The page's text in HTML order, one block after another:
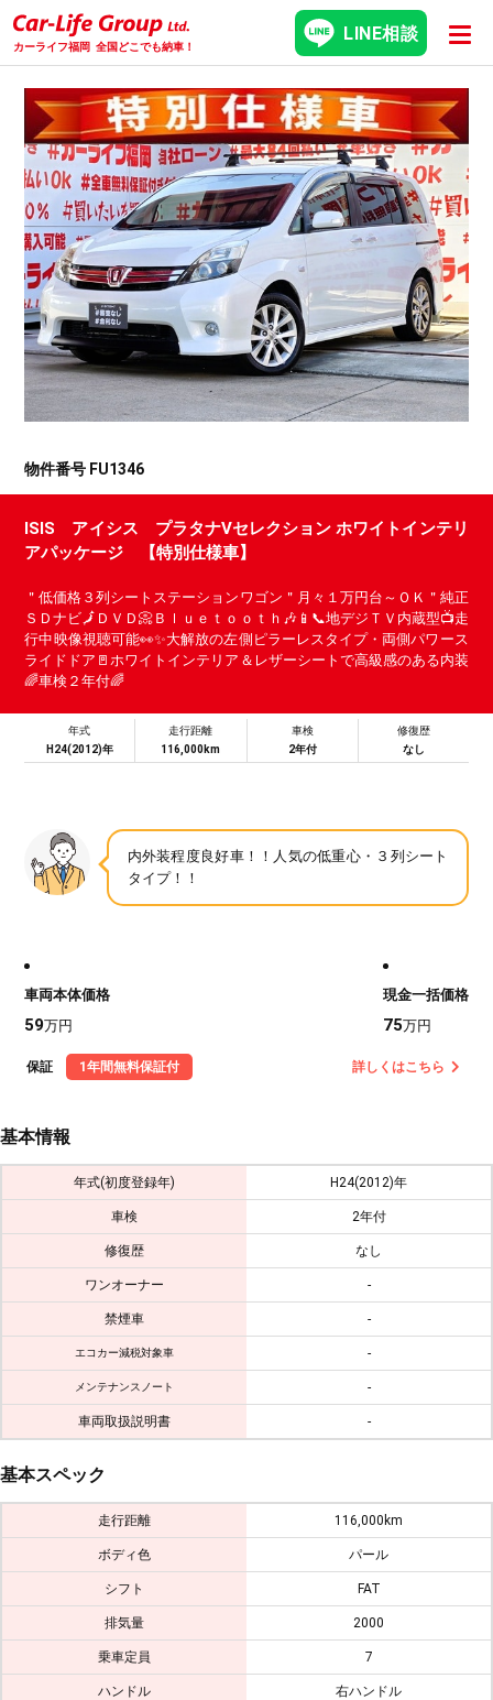
カーライフ福岡 全国どこでも納車！
LINE相談
物件番号 FU1346
ISIS アイシス プラタナVセレクション ホワイトインテリ
アパッケージ 【特別仕様車】
＂低価格３列シートステーションワゴン＂月々１万円台～ＯＫ＂純正
ＳＤナビ🗾ＤＶＤ📀Ｂｌｕｅｔｏｏｔｈ🎶📱📞地デジＴＶ内蔵型📺走
行中映像視聴可能👀✨大解放の左側ピラーレスタイプ・両側パワース
ライドドア🚪ホワイトインテリア＆レザーシートで高級感のある内装
🌈車検２年付🌈
年式
H24(2012)年
走行距離
116,000km
車検
2年付
修復歴
なし
内外装程度良好車！！人気の低重心・３列シート
タイプ！！
車両本体価格
59万円
現金一括価格
75万円
保証 1年間無料保証付 詳しくはこちら
基本情報
年式(初度登録年) H24(2012)年
車検 2年付
修復歴 なし
ワンオーナー -
禁煙車 -
エコカー減税対象車 -
メンテナンスノート -
車両取扱説明書 -
基本スペック
走行距離 116,000km
ボディ色 パール
シフト FAT
排気量 2000
乗車定員 7
ハンドル 右ハンドル